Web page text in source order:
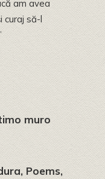
am avea
curaj să-l
muro
Poems,